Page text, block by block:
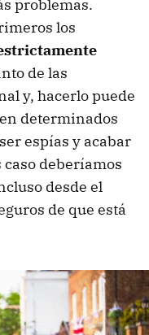
problemas.
los
de las
y, hacerlo puede
determinados
espías y acabar
caso deberíamos
desde el
de que está